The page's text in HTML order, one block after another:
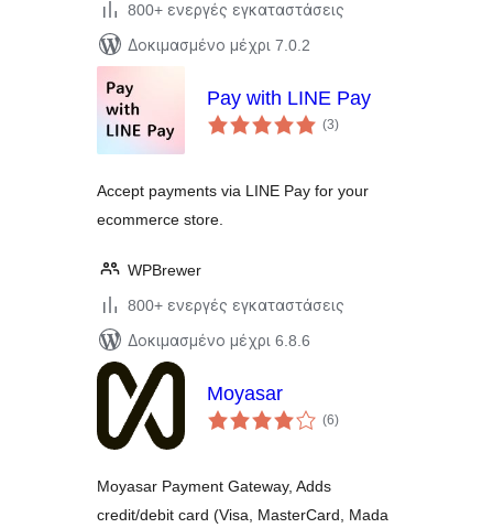
800+ ενεργές εγκαταστάσεις
Δοκιμασμένο μέχρι 7.0.2
Pay with LINE Pay
(3αξιολογήσεις
σύνολο
)
Accept payments via LINE Pay for your
ecommerce store.
WPBrewer
800+ ενεργές εγκαταστάσεις
Δοκιμασμένο μέχρι 6.8.6
Moyasar
(6αξιολογήσεις
σύνολο
)
Moyasar Payment Gateway, Adds
credit/debit card (Visa, MasterCard, Mada